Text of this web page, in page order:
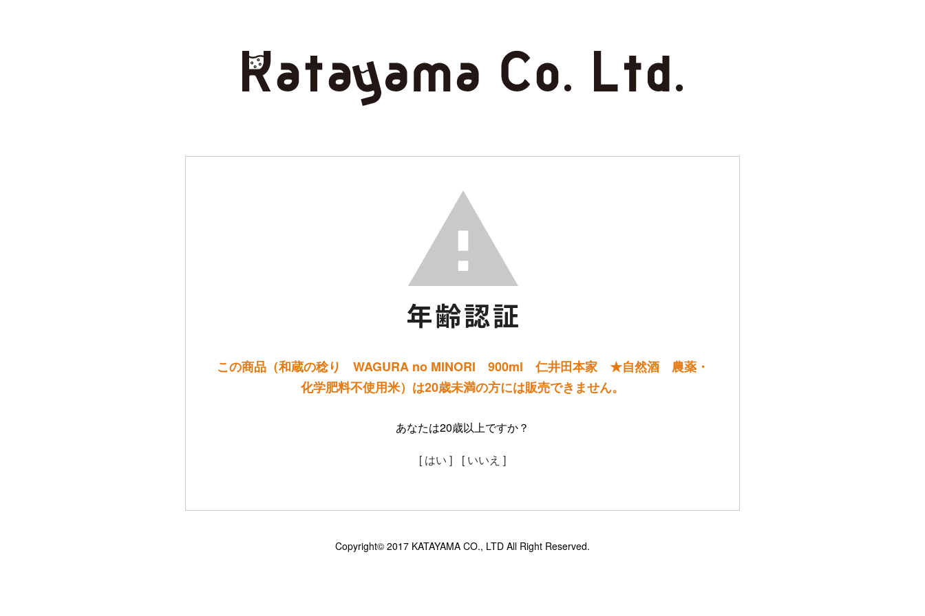
この商品（和蔵の稔り WAGURA no MINORI 900ml 仁井田本家 ★自然酒 農薬・
化学肥料不使用米）は20歳未満の方には販売できません。
あなたは20歳以上ですか？
[ はい ] [ いいえ ]
Copyright© 2017 KATAYAMA CO., LTD All Right Reserved.